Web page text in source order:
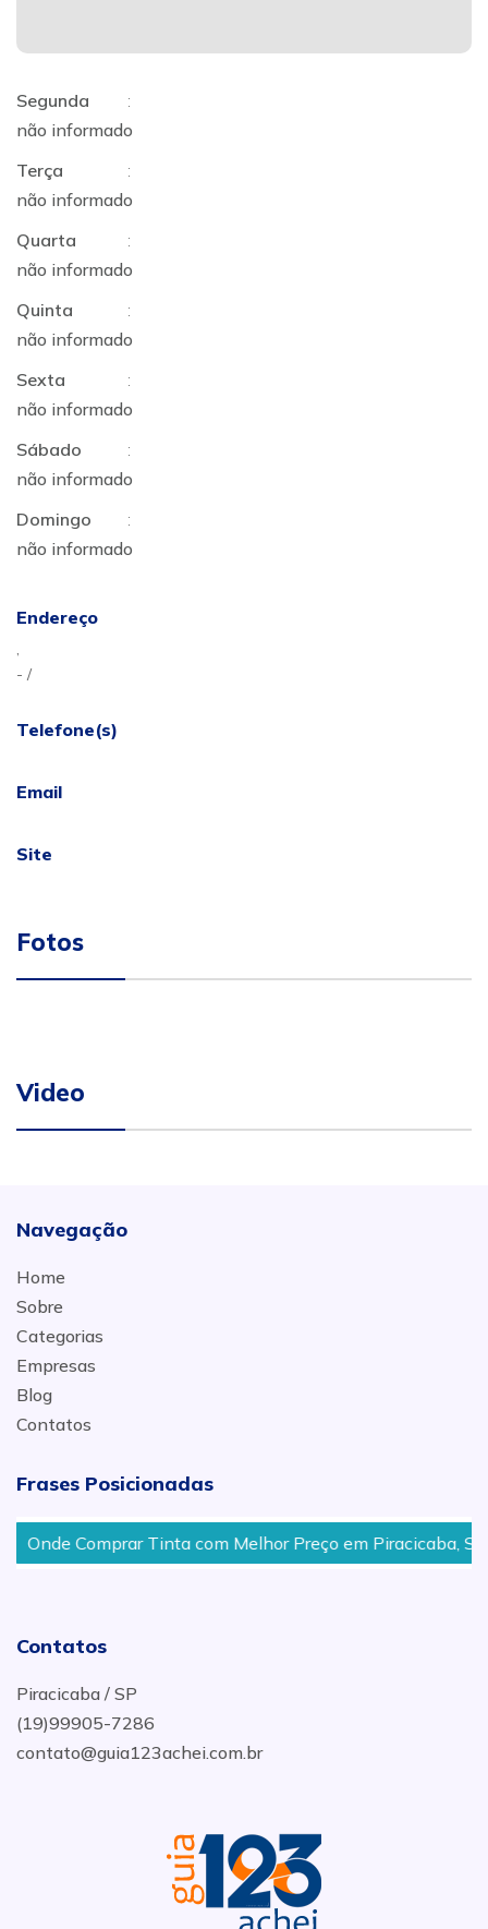
Segunda
:
não informado
Terça
:
não informado
Quarta
:
não informado
Quinta
:
não informado
Sexta
:
não informado
Sábado
:
não informado
Domingo
:
não informado
Endereço
,
- /
Telefone(s)
Email
Site
Fotos
Video
Navegação
Home
Sobre
Categorias
Empresas
Blog
Contatos
Frases Posicionadas
Onde Comprar Tinta com Melhor Preço em Piracicaba, SP
Contatos
Piracicaba / SP
(19)99905-7286
contato@guia123achei.com.br